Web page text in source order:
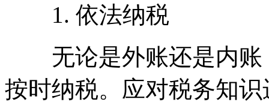
1. 依法纳税
无论是外账还是内账
按时纳税。应对税务知